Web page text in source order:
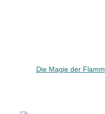
Die Magie der Flamm